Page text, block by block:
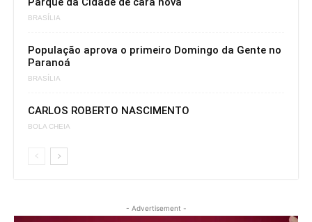
BRASÍLIA
População aprova o primeiro Domingo da Gente no
Paranoá
BRASÍLIA
CARLOS ROBERTO NASCIMENTO
BOLA CHEIA
- Advertisement -